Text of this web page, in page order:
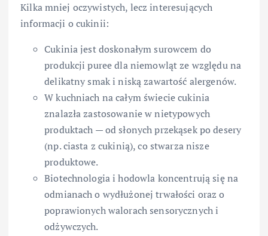
Kilka mniej oczywistych, lecz interesujących
informacji o cukinii:
Cukinia jest doskonałym surowcem do
produkcji puree dla niemowląt ze względu na
delikatny smak i niską zawartość alergenów.
W kuchniach na całym świecie cukinia
znalazła zastosowanie w nietypowych
produktach — od słonych przekąsek po desery
(np. ciasta z cukinią), co stwarza nisze
produktowe.
Biotechnologia i hodowla koncentrują się na
odmianach o wydłużonej trwałości oraz o
poprawionych walorach sensorycznych i
odżywczych.